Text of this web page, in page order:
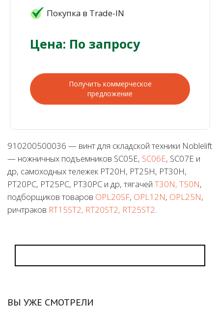
Покупка в Trade-IN
Цена: По запросу
Получить коммерческое
предложение
910200500036 — винт для складской техники Noblelift
— ножничных подъемников SC05E, SC06E, SC07E и
др, самоходных тележек PT20H, PT25H, PT30H,
PT20PC, PT25PC, PT30PC и др, тягачей T30N, T50N,
подборщиков товаров OPL20SF, OPL12N, OPL25N,
ричтраков RT15ST2, RT20ST2, RT25ST2.
ВЫ УЖЕ СМОТРЕЛИ